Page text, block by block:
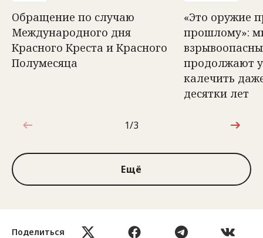
Поделиться
Обращение по случаю
Международного дня
Красного Креста и Красного
Полумесяца
«Это оружие
прошлому»:
продолжают
калечить
десятки лет
1 из 3
1/3
Ещё